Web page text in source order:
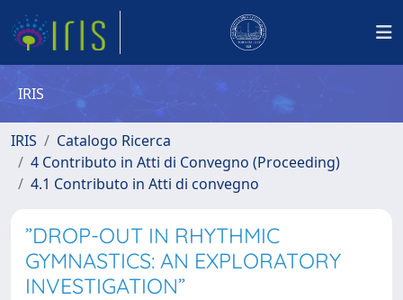
IRIS
IRIS
Catalogo Ricerca
4 Contributo in Atti di Convegno (Proceeding)
4.1 Contributo in Atti di convegno
”DROP-OUT IN RHYTHMIC
GYMNASTICS: AN EXPLORATORY
INVESTIGATION”